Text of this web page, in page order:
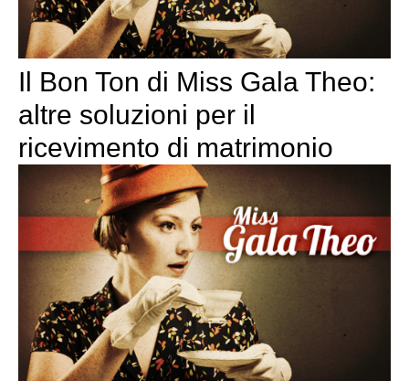
Il Bon Ton di Miss Gala Theo:
altre soluzioni per il
ricevimento di matrimonio